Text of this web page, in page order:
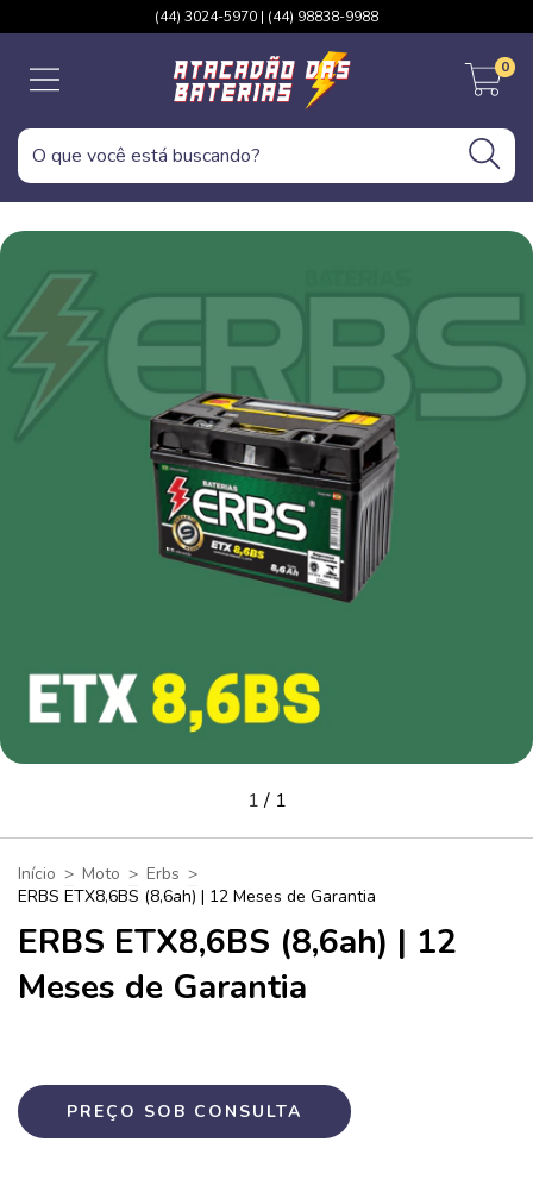
(44) 3024-5970 | (44) 98838-9988
0
1/ 1
Início > Moto > Erbs >
ERBS ETX8,6BS (8,6ah) | 12 Meses de Garantia
ERBS ETX8,6BS (8,6ah) | 12
Meses de Garantia